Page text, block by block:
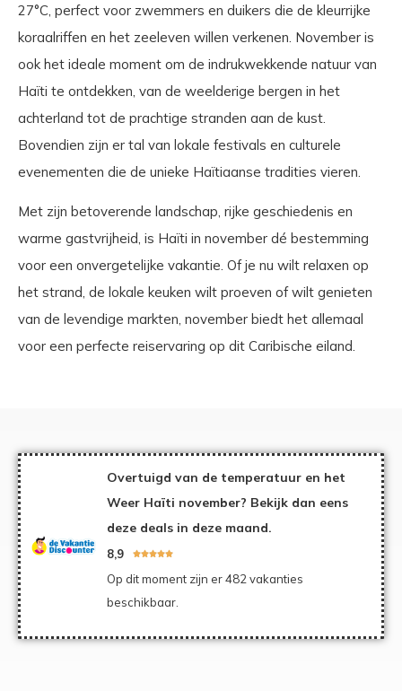
27°C, perfect voor zwemmers en duikers die de kleurrijke
koraalriffen en het zeeleven willen verkenen. November is
ook het ideale moment om de indrukwekkende natuur van
Haïti te ontdekken, van de weelderige bergen in het
achterland tot de prachtige stranden aan de kust.
Bovendien zijn er tal van lokale festivals en culturele
evenementen die de unieke Haïtiaanse tradities vieren.
Met zijn betoverende landschap, rijke geschiedenis en
warme gastvrijheid, is Haïti in november dé bestemming
voor een onvergetelijke vakantie. Of je nu wilt relaxen op
het strand, de lokale keuken wilt proeven of wilt genieten
van de levendige markten, november biedt het allemaal
voor een perfecte reiservaring op dit Caribische eiland.
Overtuigd van de temperatuur en het
Weer Haïti november? Bekijk dan eens
deze deals in deze maand.
8,9 
Op dit moment zijn er 482 vakanties
beschikbaar.